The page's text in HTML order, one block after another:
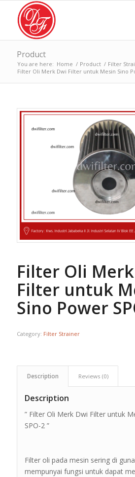
Product
You are here: Home / Product / Filter
Filter Oli Merk Dwi Filter untuk Mesin Sino
Filter Oli
Filter untuk
Sino Power
Category: Filter Strainer
Description Reviews (0)
Description
” Filter Oli Merk Dwi Filter untuk
SPO-2 ”
Filter oli pada mesin sering di
mempunyai fungsi untuk dapat